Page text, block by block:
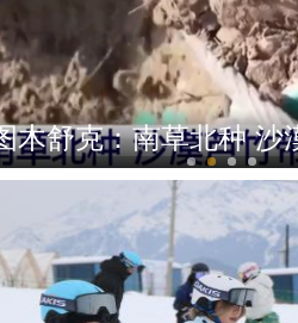
木舒克：南草北种 沙